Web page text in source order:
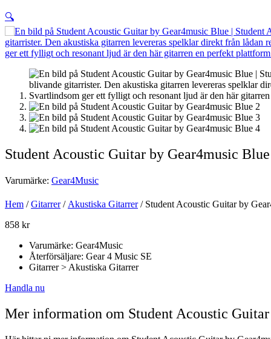
🔍
Student Acoustic Guitar by Gear4music Blue
Varumärke: Gear4Music
Hem /Gitarrer/Akustiska Gitarrer/ Student Acoustic Guitar by
858 kr
Varumärke: Gear4Music
Återförsäljare: Gear 4 Music SE
Gitarrer > Akustiska Gitarrer
Handla nu
Mer information om Student Acoustic